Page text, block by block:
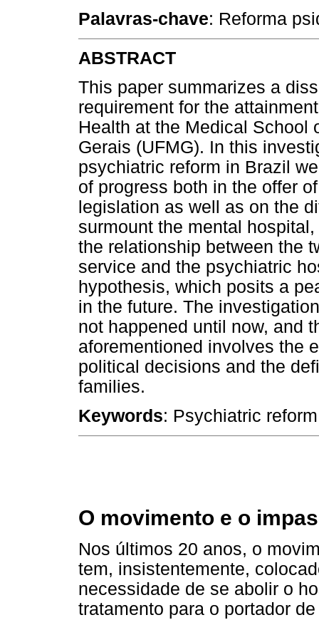
Palavras-chave: Reforma
ABSTRACT
This paper summarizes a
requirement for the
Health at the Medical School
Gerais (UFMG). In this
psychiatric reform in Brazil
of progress both in the offer
legislation as well as on the
surmount the mental
the relationship between the
service and the psychiatric
hypothesis, which posits a
in the future. The
not happened until now, and
aforementioned involves the
political decisions and the
families.
Keywords: Psychiatric
O movimento e o
Nos últimos 20 anos, o
tem, insistentemente,
necessidade de se abolir o
tratamento para o portador